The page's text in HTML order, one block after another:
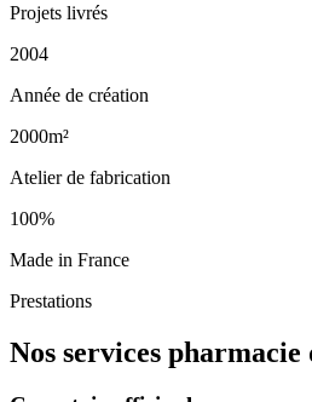
Projets livrés
2004
Année de création
2000m²
Atelier de fabrication
100%
Made in France
Prestations
Nos services pharmacie